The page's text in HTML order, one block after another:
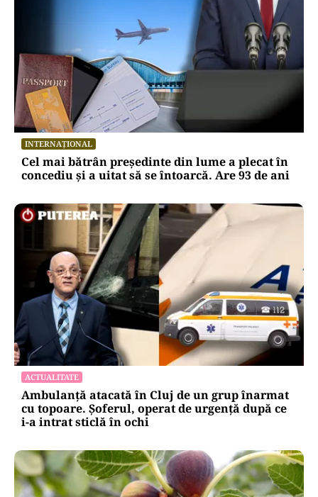
INTERNAȚIONAL
Cel mai bătrân președinte din lume a plecat în
concediu și a uitat să se întoarcă. Are 93 de ani
ACTUALITATE
Ambulanță atacată în Cluj de un grup înarmat
cu topoare. Șoferul, operat de urgență după ce
i-a intrat sticlă în ochi